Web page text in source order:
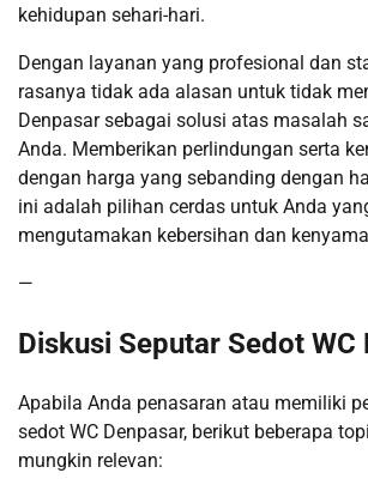
kehidupan sehari-hari.
Dengan layanan yang profesional dan
rasanya tidak ada alasan untuk tidak
Denpasar sebagai solusi atas masalah
Anda. Memberikan perlindungan serta
dengan harga yang sebanding dengan
ini adalah pilihan cerdas untuk Anda
mengutamakan kebersihan dan
—
Diskusi Seputar Sedot WC
Apabila Anda penasaran atau memiliki
sedot WC Denpasar, berikut beberapa
mungkin relevan: